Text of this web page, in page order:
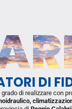
DI
di realizzare con